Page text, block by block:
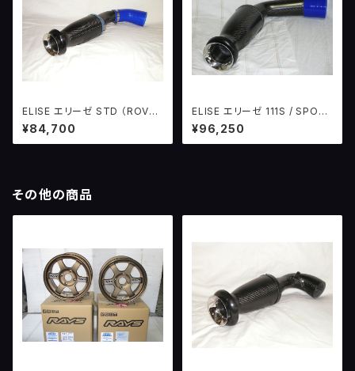
ELISE エリーゼ STD （ROVER
エンジン）用 SCUD 吸気濾過
システム version2 ＋ BOA
¥84,700
ELISE エリーゼ 111S / SPOR
T 160 (ROVERエンジン）用
SCUD 吸気濾過システム versi
on3or4 ＋ BOA
¥96,250
その他の商品